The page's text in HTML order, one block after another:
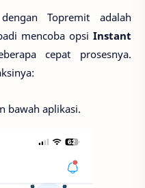
Topremit adalah
mencoba opsi Instant
cepat prosesnya.
bawah aplikasi.